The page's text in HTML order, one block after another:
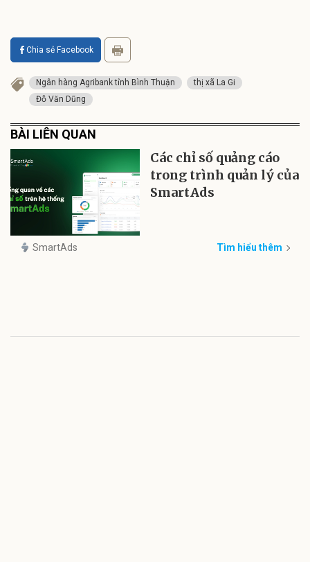
Chia sẻ Facebook
Ngân hàng Agribank tỉnh Bình Thuận
thị xã La Gi
Đỗ Văn Dũng
BÀI LIÊN QUAN
Các chỉ số quảng cáo
trong trình quản lý của
SmartAds
SmartAds Tìm hiểu thêm